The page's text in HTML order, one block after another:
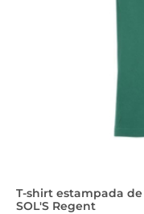
T-shirt estampada
SOL'S Regent